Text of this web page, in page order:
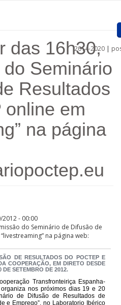
2014-2020 |
das 16h30,
Seminário
Resultados
online em
na página
2012 - 00:00
DE RESULTADOS DO POCTEP E
COOPERAÇÃO, EM DIRETO DESDE
SETEMBRO DE 2012.
Transfronteiriça Espanha-
organiza nos próximos dias 19 e 20
de Difusão de Resultados de
e Emprego”, no Laboratorio Ibérico